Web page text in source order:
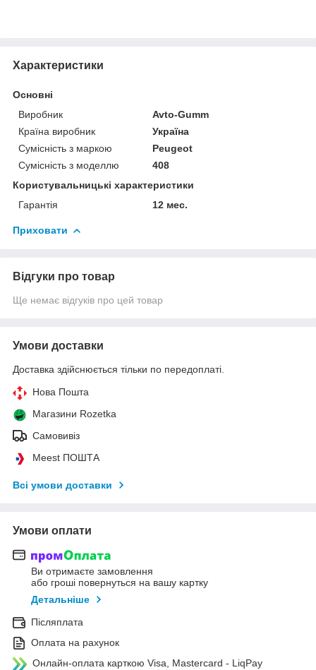
Характеристики
Основні
Виробник
Avto-Gumm
Країна виробник
Україна
Сумісність з маркою
Peugeot
Сумісність з моделлю
408
Користувальницькі характеристики
Гарантія
12 мес.
Приховати
Відгуки про товар
Ще немає відгуків про цей товар
Умови доставки
Доставка здійснюється тільки по передоплаті.
Нова Пошта
Магазини Rozetka
Самовивіз
Meest ПОШТА
Всі умови доставки
Умови оплати
Ви отримаєте замовлення
або гроші повернуться на вашу картку
Детальніше
Післяплата
Оплата на рахунок
Онлайн-оплата карткою Visa, Mastercard - LiqPay